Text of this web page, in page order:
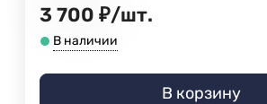
3 700 ₽/шт.
В наличии
В корзину